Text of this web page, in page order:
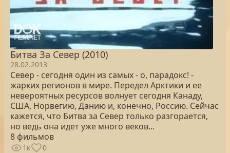
Битва За Север (2010)
28.02.2013
Север - сегодня один из самых - о, парадокс! -
жарких регионов в мире. Передел Арктики и ее
невероятных ресурсов волнует сегодня Канаду,
США, Норвегию, Данию и, конечно, Россию. Сейчас
кажется, что Битва за Север только разгорается,
но ведь она идет уже много веков...
8 фильмов
1к 0